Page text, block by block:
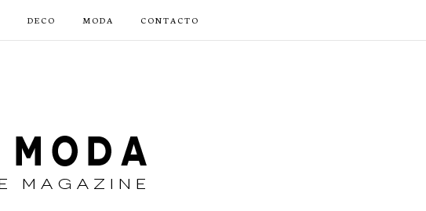
DECO MODA CONTACTO